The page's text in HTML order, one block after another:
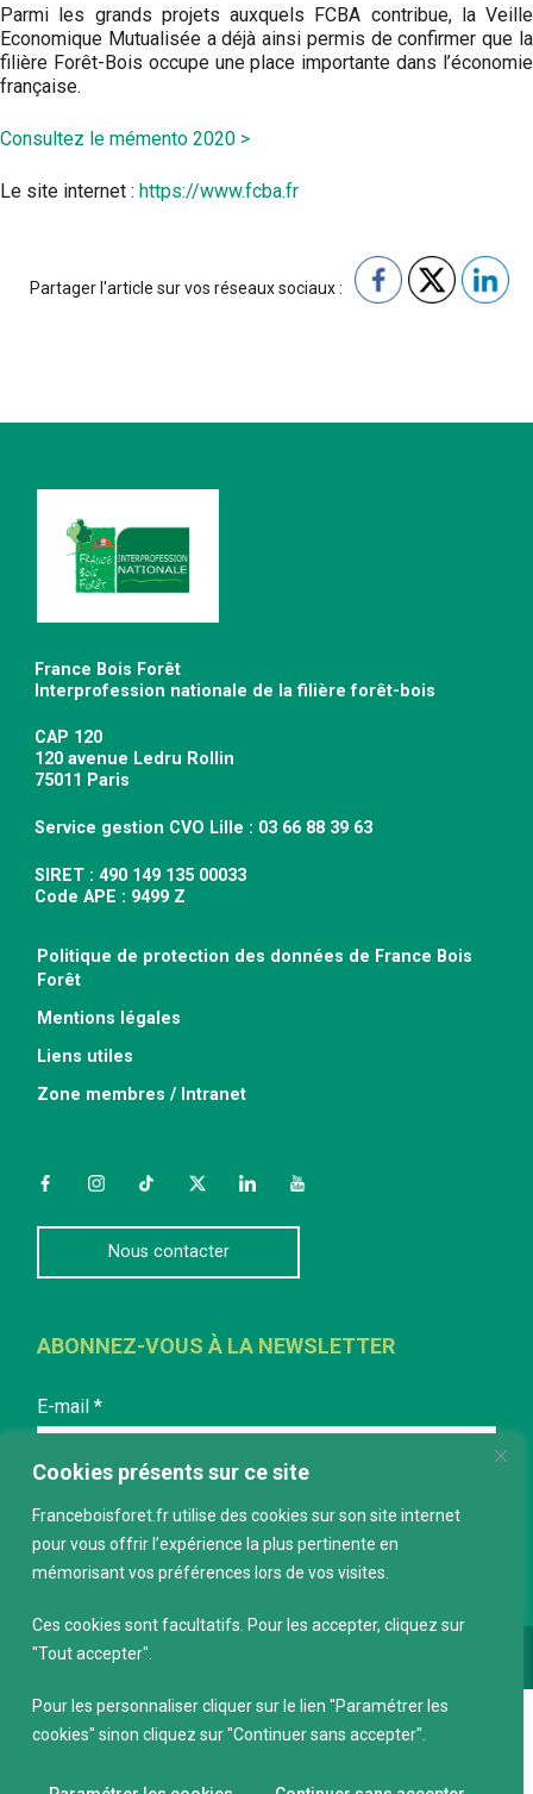
Cookies présents sur ce site
Franceboisforet.fr utilise des cookies sur son site internet
pour vous offrir l’expérience la plus pertinente en
mémorisant vos préférences lors de vos visites.
Ces cookies sont facultatifs. Pour les accepter, cliquez sur
"Tout accepter".
Pour les personnaliser cliquer sur le lien "Paramétrer les
cookies" sinon cliquez sur "Continuer sans accepter".
Parmi les grands projets auxquels FCBA contribue, la Veille
Economique Mutualisée a déjà ainsi permis de confirmer que la
filière Forêt-Bois occupe une place importante dans l’économie
française.
Consultez le mémento 2020 >
Le site internet : https://www.fcba.fr
Partager l'article sur vos réseaux sociaux :
France Bois Forêt
Interprofession nationale de la filière forêt-bois
CAP 120
120 avenue Ledru Rollin
75011 Paris
Service gestion CVO Lille : 03 66 88 39 63
SIRET : 490 149 135 00033
Code APE : 9499 Z
Politique de protection des données de France Bois
Forêt
Mentions légales
Liens utiles
Zone membres / Intranet
FacebookInstagramTikTokTwitterLinkedInYouTube
Nous contacter
ABONNEZ-VOUS À LA NEWSLETTER
E-mail *